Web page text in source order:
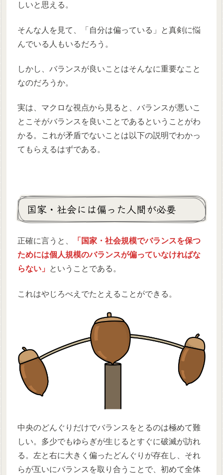
しいと思える。
そんな人を見て、「自分は偏っている」と真剣に悩
んでいる人もいるだろう。
しかし、バランスが良いことはそんなに重要なこと
なのだろうか。
実は、マクロな視点から見ると、バランスが悪いこ
とこそがバランスを良いことであるということがわ
かる。これが矛盾でないことは以下の説明でわかっ
てもらえるはずである。
国家・社会には偏った人間が必要
正確に言うと、
「国家・社会規模でバランスを保つ
ためには個人規模のバランスが偏っていなければな
らない」
ということである。
これはやじろべえでたとえることができる。
中央のどんぐりだけでバランスをとるのは極めて難
しい。多少でもゆらぎが生じるとすぐに破滅が訪れ
る。左と右に大きく偏ったどんぐりが存在し、それ
らが互いにバランスを取り合うことで、初めて全体